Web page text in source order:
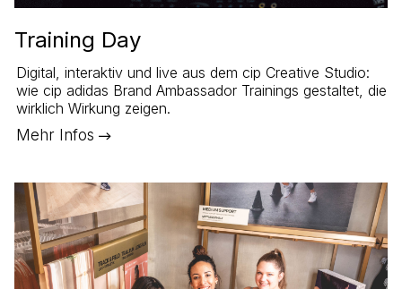
Training Day
Digital, interaktiv und live aus dem cip Creative Studio:
wie cip adidas Brand Ambassador Trainings gestaltet, die
wirklich Wirkung zeigen.
Mehr Infos